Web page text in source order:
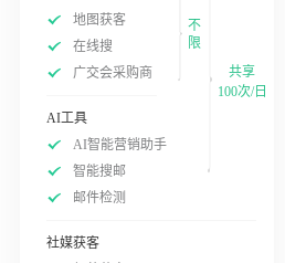
地图获客
在线搜
广交会采购商
不
限
AI工具
AI智能营销助手
智能搜邮
邮件检测
社媒获客
共享
100次/日